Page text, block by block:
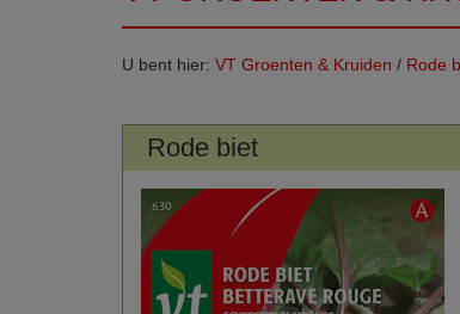
U bent hier: VT Groenten & Kruiden / Rode
Rode biet